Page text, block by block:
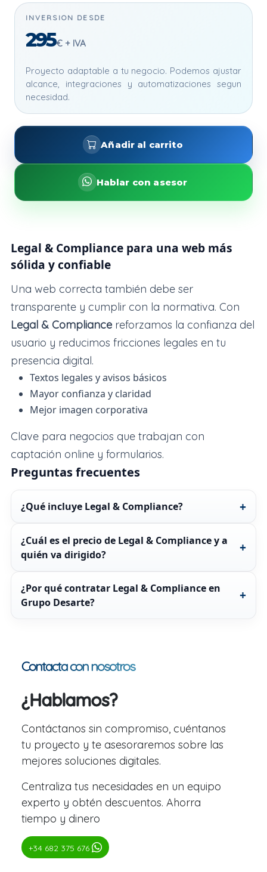
INVERSION DESDE
295€ + IVA
Proyecto adaptable a tu negocio. Podemos ajustar
alcance, integraciones y automatizaciones segun
necesidad.
Añadir al carrito
Hablar con asesor
Legal & Compliance para una web más
sólida y confiable
Una web correcta también debe ser
transparente y cumplir con la normativa. Con
Legal & Compliancereforzamos la confianza del
usuario y reducimos fricciones legales en tu
presencia digital.
Textos legales y avisos básicos
Mayor confianza y claridad
Mejor imagen corporativa
Clave para negocios que trabajan con
captación online y formularios.
Preguntas frecuentes
¿Qué incluye Legal & Compliance?
¿Cuál es el precio de Legal & Compliance y a
quién va dirigido?
¿Por qué contratar Legal & Compliance en
Grupo Desarte?
Contacta con nosotros
¿Hablamos?
Contáctanos sin compromiso, cuéntanos
tu proyecto y te asesoraremos sobre las
mejores soluciones digitales.
Centraliza tus necesidades en un equipo
experto y obtén descuentos. Ahorra
tiempo y dinero
+34 682 375 676